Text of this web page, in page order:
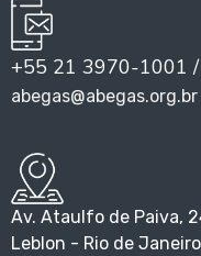
+55 21 3970-1001
abegas@abegas.org.br
Av. Ataulfo de Paiva,
Leblon - Rio de